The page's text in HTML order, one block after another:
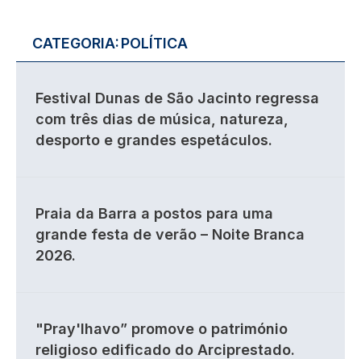
CATEGORIA:POLÍTICA
Festival Dunas de São Jacinto regressa
com três dias de música, natureza,
desporto e grandes espetáculos.
Praia da Barra a postos para uma
grande festa de verão – Noite Branca
2026.
"Pray'lhavo” promove o património
religioso edificado do Arciprestado.